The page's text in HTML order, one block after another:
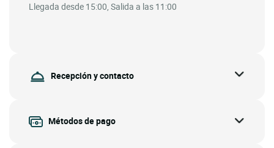
Llegada desde 15:00, Salida a las 11:00
Recepción y contacto
Métodos de pago